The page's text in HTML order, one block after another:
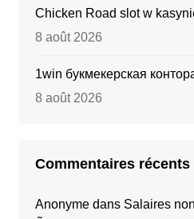
Chicken Road slot w
8 août 2026
1win букмекерская
8 août 2026
Commentaires récents
Anonymedans Salaires